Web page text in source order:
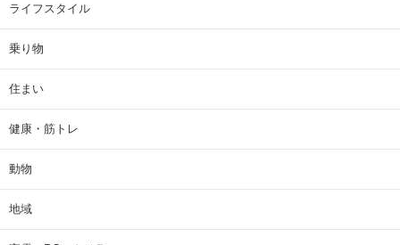
ライフスタイル
乗り物
住まい
健康・筋トレ
動物
地域